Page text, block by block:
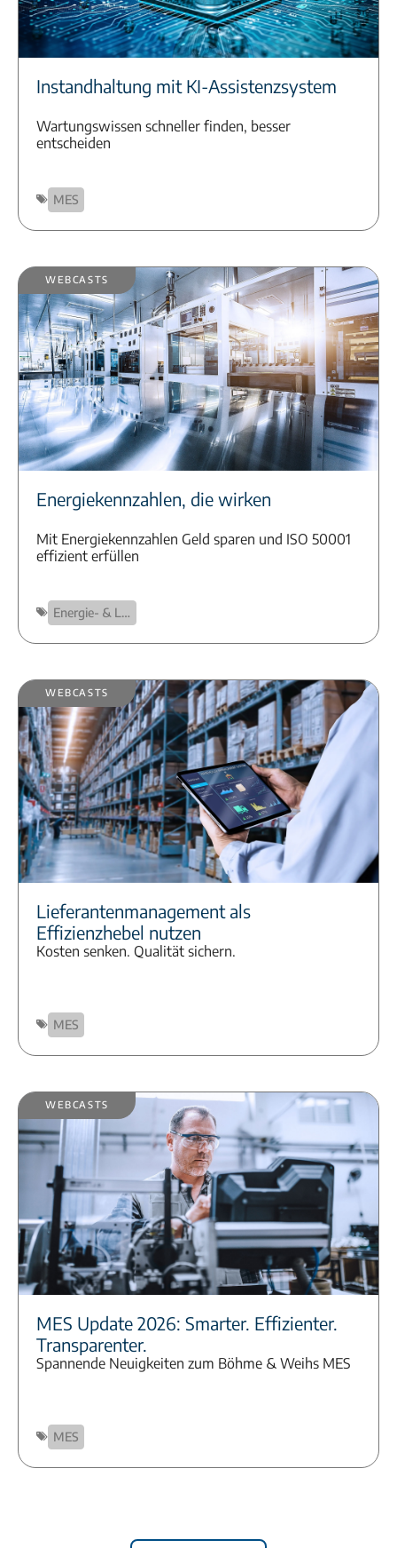
Instandhaltung mit KI-Assistenzsystem
Wartungswissen schneller finden, besser
entscheiden
MES
Webcasts
Energiekennzahlen, die wirken
Mit Energiekennzahlen Geld sparen und ISO 50001
effizient erfüllen
Energie- & Lastmanagement
Webcasts
Lieferantenmanagement als
Effizienzhebel nutzen
Kosten senken. Qualität sichern.
MES
Webcasts
MES Update 2026: Smarter. Effizienter.
Transparenter.
Spannende Neuigkeiten zum Böhme & Weihs MES
MES